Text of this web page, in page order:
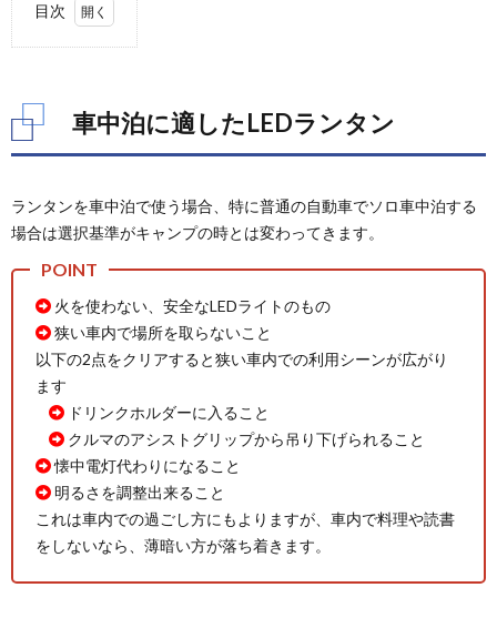
目次
1.
LED
2.
ラン
のお
すす
め
車中泊
すすめ
キャン
プ用の
おすす
車中泊に適したLEDランタン
ランタンを車中泊で使う場合、特に普通の自動車でソロ車中泊する
場合は選択基準がキャンプの時とは変わってきます。
火を使わない、安全なLEDライトのもの
狭い車内で場所を取らないこと
以下の2点をクリアすると狭い車内での利用シーンが広がり
ます
ドリンクホルダーに入ること
クルマのアシストグリップから吊り下げられること
懐中電灯代わりになること
明るさを調整出来ること
これは車内での過ごし方にもよりますが、車内で料理や読書
をしないなら、薄暗い方が落ち着きます。